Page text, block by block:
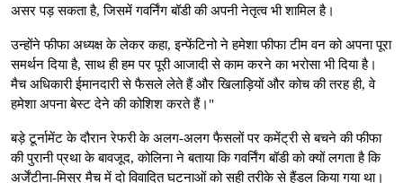
असर पड़ सकता है, जिसमें गवर्निंग बॉडी की अपनी नेतृत्व भी शामिल है।
उन्होंने फीफा अध्यक्ष के लेकर कहा, इन्फेंटिनो ने हमेशा फीफा टीम वन को अपना पूरा
समर्थन दिया है, साथ ही हम पर पूरी आजादी से काम करने का भरोसा भी दिया है।
मैच अधिकारी ईमानदारी से फैसले लेते हैं और खिलाड़ियों और कोच की तरह ही, वे
हमेशा अपना बेस्ट देने की कोशिश करते हैं।"
बड़े टूर्नामेंट के दौरान रेफरी के अलग-अलग फैसलों पर कमेंट्री से बचने की फीफा
की पुरानी प्रथा के बावजूद, कोलिना ने बताया कि गवर्निंग बॉडी को क्यों लगता है कि
अर्जेंटीना-मिस्र मैच में दो विवादित घटनाओं को सही तरीके से हैंडल किया गया था।